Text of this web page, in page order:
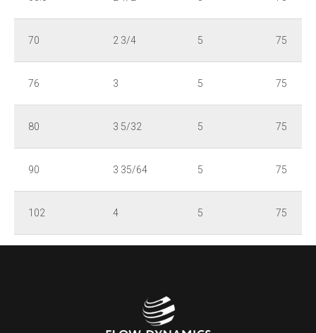
70 2 3/4 5 75
76 3 5 75
80 3 5/32 5 75
90 3 35/64 5 75
102 4 5 75